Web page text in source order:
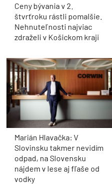
Ceny bývania v 2.
štvrťroku rástli pomalšie.
Nehnuteľnosti najviac
zdraželi v Košickom kraji
Marián Hlavačka: V
Slovinsku takmer nevidím
odpad, na Slovensku
nájdem v lese aj fľaše od
vodky